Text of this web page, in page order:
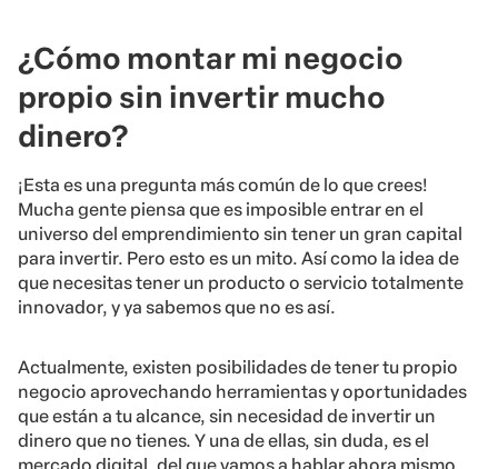
¿Cómo montar mi negocio
propio sin invertir mucho
dinero?
¡Esta es una pregunta más común de lo que crees!
Mucha gente piensa que es imposible entrar en el
universo del emprendimiento sin tener un gran capital
para invertir. Pero esto es un mito. Así como la idea de
que necesitas tener un producto o servicio totalmente
innovador, y ya sabemos que no es así.
Actualmente, existen posibilidades de tener tu propio
negocio aprovechando herramientas y oportunidades
que están a tu alcance, sin necesidad de invertir un
dinero que no tienes. Y una de ellas, sin duda, es el
mercado digital, del que vamos a hablar ahora mismo.